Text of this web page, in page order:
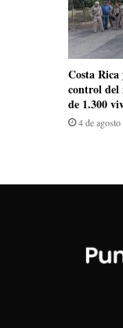
Costa
control del
de 1.300
4 de